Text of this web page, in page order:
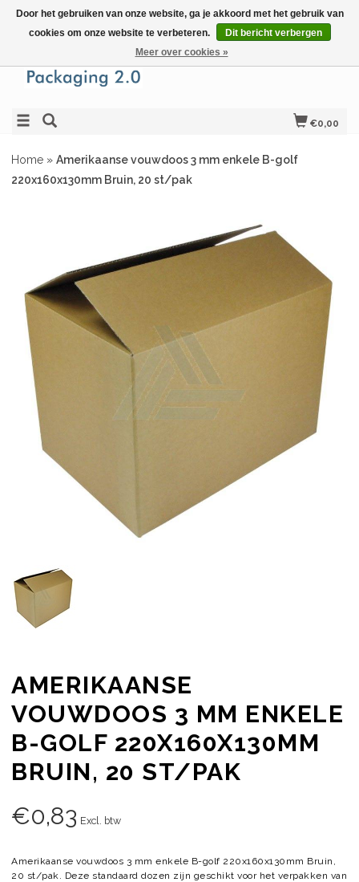
€0,00
Home » Amerikaanse vouwdoos 3 mm enkele B-golf
220x160x130mm Bruin, 20 st/pak
AMERIKAANSE
VOUWDOOS 3 MM ENKELE
B-GOLF 220X160X130MM
BRUIN, 20 ST/PAK
€0,83 Excl. btw
Amerikaanse vouwdoos 3 mm enkele B-golf 220x160x130mm Bruin,
20 st/pak. Deze standaard dozen zijn geschikt voor het verpakken van
Door het gebruiken van onze website, ga je akkoord met het gebruik van
cookies om onze website te verbeteren.
Dit bericht verbergen
Meer over cookies »